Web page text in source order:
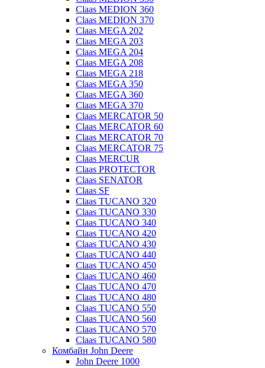
Claas MEDION 360
Claas MEDION 370
Claas MEGA 202
Claas MEGA 203
Claas MEGA 204
Claas MEGA 208
Claas MEGA 218
Claas MEGA 350
Claas MEGA 360
Claas MEGA 370
Claas MERCATOR 50
Claas MERCATOR 60
Claas MERCATOR 70
Claas MERCATOR 75
Claas MERCUR
Claas PROTECTOR
Claas SENATOR
Claas SF
Claas TUCANO 320
Claas TUCANO 330
Claas TUCANO 340
Claas TUCANO 420
Claas TUCANO 430
Claas TUCANO 440
Claas TUCANO 450
Claas TUCANO 460
Claas TUCANO 470
Claas TUCANO 480
Claas TUCANO 550
Claas TUCANO 560
Claas TUCANO 570
Claas TUCANO 580
Комбайн John Deere
John Deere 1000